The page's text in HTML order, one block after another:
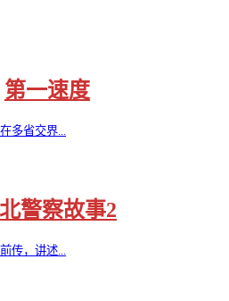
第一速度
多省交界...
警察故事2
传，讲述...